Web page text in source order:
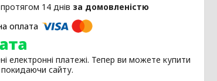
14 днів за домовленістю
електронні платежі. Тепер ви можете купити
сайту.